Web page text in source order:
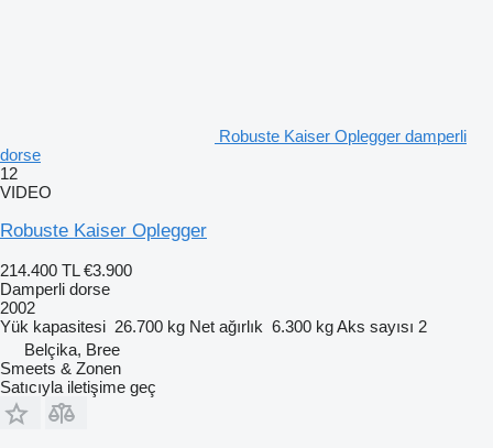
Robuste Kaiser Oplegger damperli
dorse
12
VIDEO
Robuste Kaiser Oplegger
214.400 TL €3.900
Damperli dorse
2002
Yük kapasitesi 26.700 kg Net ağırlık 6.300 kgAks sayısı 2
Belçika, Bree
Smeets & Zonen
Satıcıyla iletişime geç